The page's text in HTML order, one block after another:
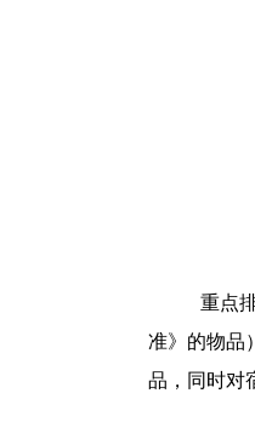
重点
准》的物品
品，同时对